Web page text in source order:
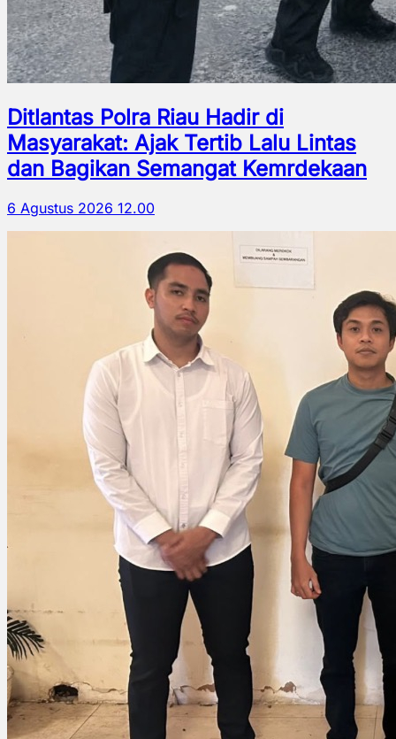
Ditlantas Polra Riau Hadir di
Masyarakat: Ajak Tertib Lalu Lintas
dan Bagikan Semangat Kemrdekaan
6 Agustus 2026 12.00